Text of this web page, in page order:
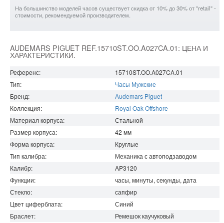
На большинство моделей часов существует скидка от 10% до 30% от "retail" -
стоимости, рекомендуемой производителем.
AUDEMARS PIGUET REF.15710ST.OO.A027CA.01: ЦЕНА И
ХАРАКТЕРИСТИКИ.
Референс:
15710ST.OO.A027CA.01
Тип:
Часы Мужские
Бренд:
Audemars Piguet
Коллекция:
Royal Oak Offshore
Материал корпуса:
Стальной
Размер корпуса:
42 мм
Форма корпуса:
Круглые
Тип калибра:
Механика с автоподзаводом
Калибр:
AP3120
Функции:
часы, минуты, секунды, дата
Стекло:
сапфир
Цвет циферблата:
Синий
Браслет:
Ремешок каучуковый